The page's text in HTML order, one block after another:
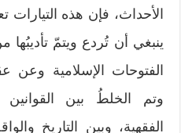
الأحداث، فإن هذه
ينبغي أن تُردع ويتمّ
الفتوحات الإسلامية وعن
وتم الخلطُ بين القوانين
الفقهية، وبين التاريخ